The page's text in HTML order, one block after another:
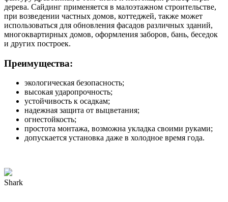
дерева. Сайдинг применяется в малоэтажном строительстве,
при возведении частных домов, коттеджей, также может
использоваться для обновления фасадов различных зданий,
многоквартирных домов, оформления заборов, бань, беседок
и других построек.
Преимущества:
экологическая безопасность;
высокая ударопрочность;
устойчивость к осадкам;
надежная защита от выцветания;
огнестойкость;
простота монтажа, возможна укладка своими руками;
допускается установка даже в холодное время года.
Shark